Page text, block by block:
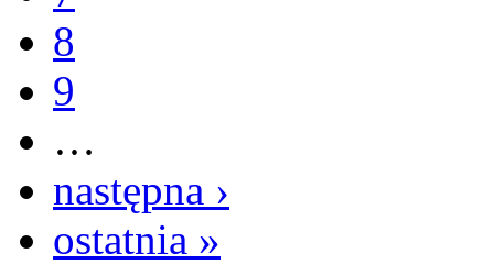
8
9
…
następna ›
ostatnia »